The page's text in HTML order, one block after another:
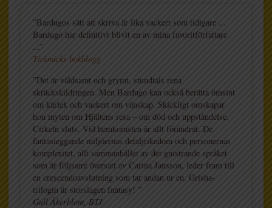
”Bardugos sätt att skriva är lika vackert som tidigare ...
Bardugo har definitivt blivit en av mina favoritförfattare
...”
Tickmicks bokblogg
”Det är våldsamt och grymt, stundtals rena
skräckskildringen. Men Bardugo kan också berätta ömsint
om kärlek och vackert om vänskap. Skickligt omskapar
hon myten om Hjältens resa – om död och uppståndelse.
Cirkeln sluts. Vid hemkomsten är allt förändrat. De
fantasieggande miljöernas detaljrikedom och personernas
komplexitet, allt sammanhållet av det gnistrande språket
som är följsamt översatt av Carina Jansson, leder fram till
en crescendoavslutning som tar andan ur en. Grisha-
trilogin är storslagen fantasy! ”
Gull Åkerblom, BTJ